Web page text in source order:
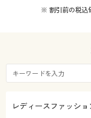
※ 割引前の税込
レディースファッショ